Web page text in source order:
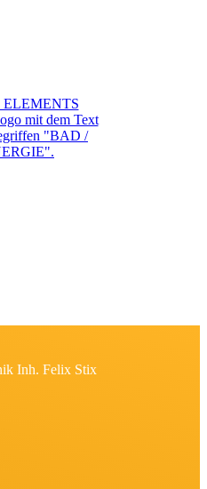
Inh. Felix Stix